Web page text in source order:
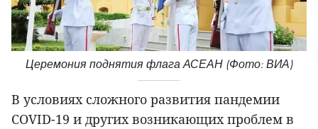
Церемония поднятия флага АСЕАН (Фото: ВИА)
В условиях сложного развития пандемии
COVID-19 и других возникающих проблем в